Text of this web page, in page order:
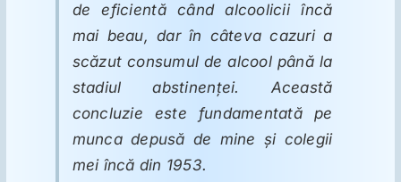
de eficientă când alcoolicii încă
mai beau, dar în câteva cazuri a
scăzut consumul de alcool până la
stadiul abstinenţei. Această
concluzie este fundamentată pe
munca depusă de mine şi colegii
mei încă din 1953.